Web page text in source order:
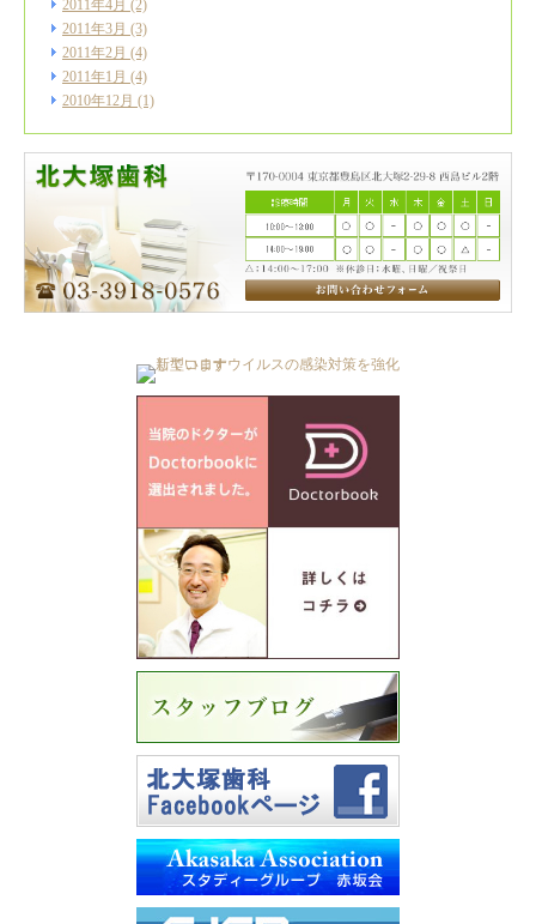
2011年4月 (2)
2011年3月 (3)
2011年2月 (4)
2011年1月 (4)
2010年12月 (1)